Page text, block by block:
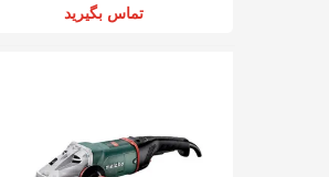
تماس بگیرید